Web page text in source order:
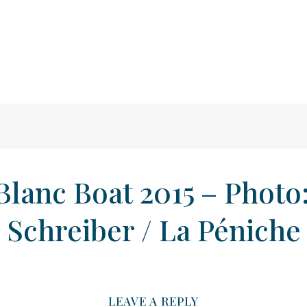
Boat 2015 –
Schreiber / La Péniche
LEAVE A REPLY